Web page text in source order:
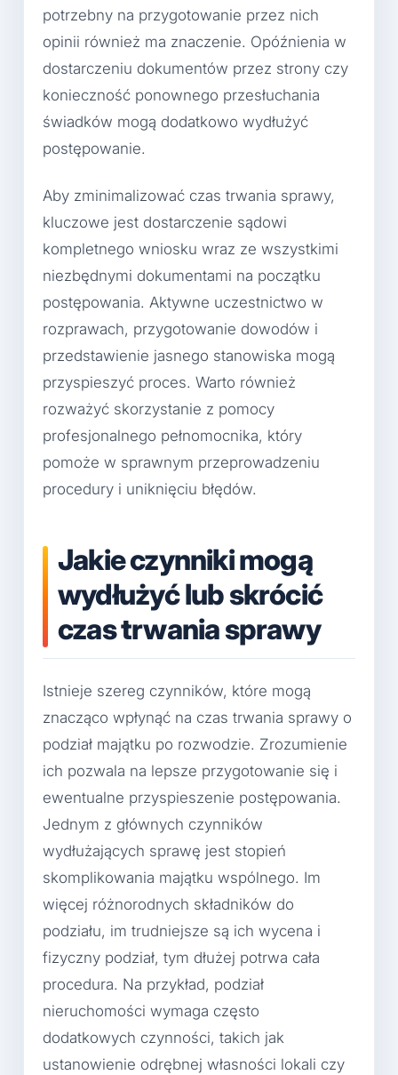
potrzebny na przygotowanie przez nich
opinii również ma znaczenie. Opóźnienia w
dostarczeniu dokumentów przez strony czy
konieczność ponownego przesłuchania
świadków mogą dodatkowo wydłużyć
postępowanie.
Aby zminimalizować czas trwania sprawy,
kluczowe jest dostarczenie sądowi
kompletnego wniosku wraz ze wszystkimi
niezbędnymi dokumentami na początku
postępowania. Aktywne uczestnictwo w
rozprawach, przygotowanie dowodów i
przedstawienie jasnego stanowiska mogą
przyspieszyć proces. Warto również
rozważyć skorzystanie z pomocy
profesjonalnego pełnomocnika, który
pomoże w sprawnym przeprowadzeniu
procedury i uniknięciu błędów.
Jakie czynniki mogą
wydłużyć lub skrócić
czas trwania sprawy
Istnieje szereg czynników, które mogą
znacząco wpłynąć na czas trwania sprawy o
podział majątku po rozwodzie. Zrozumienie
ich pozwala na lepsze przygotowanie się i
ewentualne przyspieszenie postępowania.
Jednym z głównych czynników
wydłużających sprawę jest stopień
skomplikowania majątku wspólnego. Im
więcej różnorodnych składników do
podziału, im trudniejsze są ich wycena i
fizyczny podział, tym dłużej potrwa cała
procedura. Na przykład, podział
nieruchomości wymaga często
dodatkowych czynności, takich jak
ustanowienie odrębnej własności lokali czy